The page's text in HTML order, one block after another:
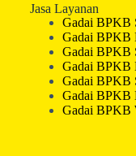
Jasa Layanan
Gadai BPKB
Gadai BPKB
Gadai BPKB
Gadai BPKB
Gadai BPKB
Gadai BPKB
Gadai BPKB